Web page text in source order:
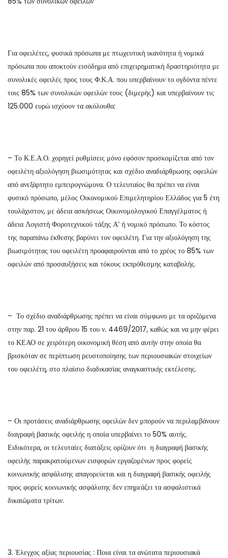
Για οφειλέτες, φυσικά πρόσωπα με πτωχευτική ικανότητα ή νομικά
πρόσωπα που αποκτούν εισόδημα από επιχειρηματική δραστηριότητα με
συνολικές οφειλές προς τους Φ.Κ.Α. που υπερβαίνουν το ογδόντα πέντε
τοις 85% των συνολικών οφειλών τους (διμερής) και υπερβαίνουν τις
125.000 ευρώ ισχύουν τα ακόλουθα:
– Το Κ.Ε.Α.Ο. χορηγεί ρυθμίσεις μόνο εφόσον προσκομίζεται από τον
οφειλέτη αξιολόγηση βιωσιμότητας και σχέδιο αναδιάρθρωσης οφειλών
από ανεξάρτητο εμπειρογνώμονα. Ο τελευταίος θα πρέπει να είναι
φυσικό πρόσωπο, μέλος Οικονομικού Επιμελητηρίου Ελλάδος για 5 έτη
τουλάχιστον, με άδεια ασκήσεως Οικονομολογικού Επαγγέλματος ή
άδεια Λογιστή Φοροτεχνικού τάξης Α’ ή νομικό πρόσωπο. Το κόστος
της παραπάνω έκθεσης βαρύνει τον οφειλέτη. Για την αξιολόγηση της
βιωσιμότητας του οφειλέτη προαφαιρούνται από το χρέος το 85% των
οφειλών από προσαυξήσεις και τόκους εκπρόθεσμης καταβολής.
– Το σχέδιο αναδιάρθρωσης πρέπει να είναι σύμφωνο με τα οριζόμενα
στην παρ. 21 του άρθρου 15 του ν. 4469/2017, καθώς και να μην φέρει
το ΚΕΑΟ σε χειρότερη οικονομική θέση από αυτήν στην οποία θα
βρισκόταν σε περίπτωση ρευστοποίησης των περιουσιακών στοιχείων
του οφειλέτη, στο πλαίσιο διαδικασίας αναγκαστικής εκτέλεσης.
– Οι προτάσεις αναδιάρθρωσης οφειλών δεν μπορούν να περιλαμβάνουν
διαγραφή βασικής οφειλής η οποία υπερβαίνει το 50% αυτής.
Ειδικότερα, οι τελευταίες διατάξεις ορίζουν ότι η διαγραφή βασικής
οφειλής παρακρατούμενων εισφορών εργαζομένων προς φορείς
κοινωνικής ασφάλισης απαγορεύεται και η διαγραφή βασικής οφειλής
προς φορείς κοινωνικής ασφάλισης δεν επηρεάζει τα ασφαλιστικά
δικαιώματα τρίτων.
3. Έλεγχος αξίας περιουσίας : Ποια είναι τα ανώτατα περιουσιακά